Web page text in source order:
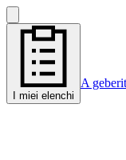
I miei elenchi
A